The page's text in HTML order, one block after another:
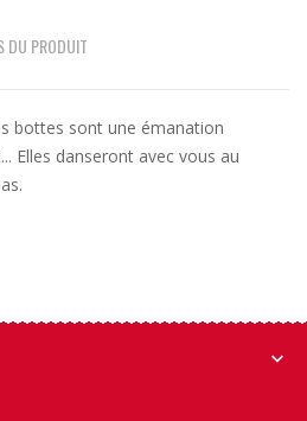
DU PRODUIT
bottes sont une émanation
Elles danseront avec vous au
